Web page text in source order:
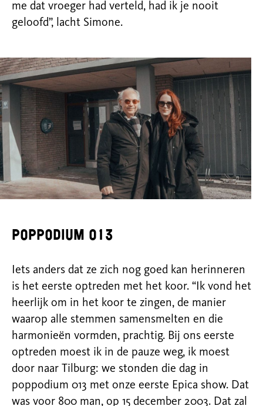
me dat vroeger had verteld, had ik je nooit
geloofd”, lacht Simone.
poppodium 013
Iets anders dat ze zich nog goed kan herinneren
is het eerste optreden met het koor. “Ik vond het
heerlijk om in het koor te zingen, de manier
waarop alle stemmen samensmelten en die
harmonieën vormden, prachtig. Bij ons eerste
optreden moest ik in de pauze weg, ik moest
door naar Tilburg: we stonden die dag in
poppodium 013 met onze eerste Epica show. Dat
was voor 800 man, op 15 december 2003. Dat zal